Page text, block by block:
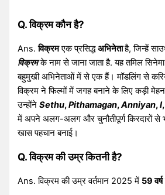
Q. विक्रम कौन है?
Ans.विक्रमएक प्रसिद्धअभिनेताहै, जिन्हें
विक्रमके नाम से जाना जाता है. यह तमिल
बहुमुखी अभिनेताओं में से एक हैं। मॉडलिंग से
विक्रम ने फिल्मों में जगह बनाने के लिए कड़ी
उन्होंनेSethu,Pithamagan,Anniyan,I
में अपने अलग-अलग और चुनौतीपूर्ण किरदारों से
खास पहचान बनाई।
Q. विक्रम की उम्र कितनी है?
Ans. विक्रम की उम्र वर्तमान 2025 में 59 वर्ष